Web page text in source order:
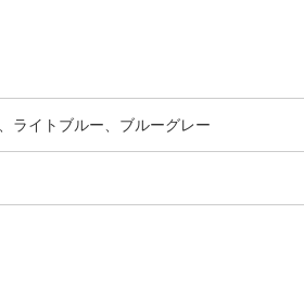
ライトブルー、ブルーグレー